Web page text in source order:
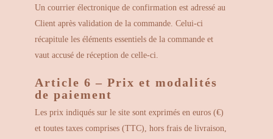
Un courrier électronique de confirmation est adressé au
Client après validation de la commande. Celui-ci
récapitule les éléments essentiels de la commande et
vaut accusé de réception de celle-ci.
Article 6 – Prix et modalités
de paiement
Les prix indiqués sur le site sont exprimés en euros (€)
et toutes taxes comprises (TTC), hors frais de livraison,